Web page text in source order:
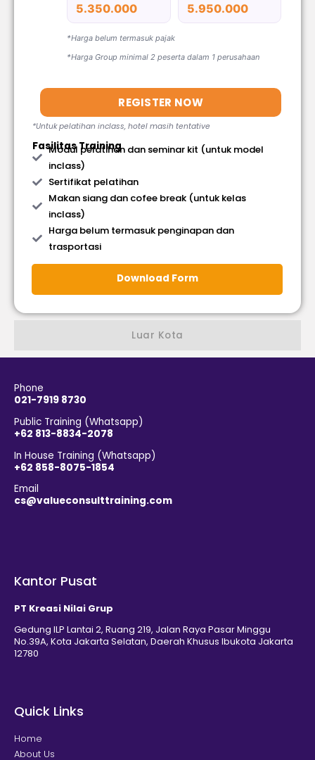
Luar Kota
5.350.000 5.950.000
*Harga belum termasuk pajak
*Harga Group minimal 2 peserta dalam 1 perusahaan
REGISTER NOW
*Untuk pelatihan inclass, hotel masih tentative
Fasilitas Training
Modul pelatihan dan seminar kit (untuk model
inclass)
Sertifikat pelatihan
Makan siang dan cofee break (untuk kelas
inclass)
Harga belum termasuk penginapan dan
trasportasi
Download Form
Phone
021-7919 8730
Public Training (Whatsapp)
+62 813-8834-2078
In House Training (Whatsapp)
+62 858-8075-1854
Email
cs@valueconsulttraining.com
Kantor Pusat
PT Kreasi Nilai Grup
Gedung ILP Lantai 2, Ruang 219, Jalan Raya Pasar Minggu
No.39A, Kota Jakarta Selatan, Daerah Khusus Ibukota Jakarta
12780
Quick Links
Home
About Us